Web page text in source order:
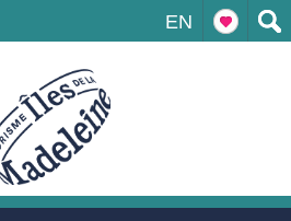
EN